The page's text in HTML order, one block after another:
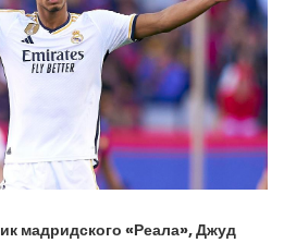
мадридского «Реала», Джуд